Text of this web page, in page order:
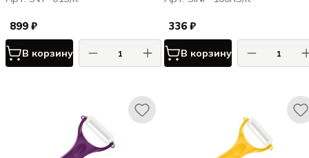
899 ₽
В корзину
керамика
336 ₽
В корзину